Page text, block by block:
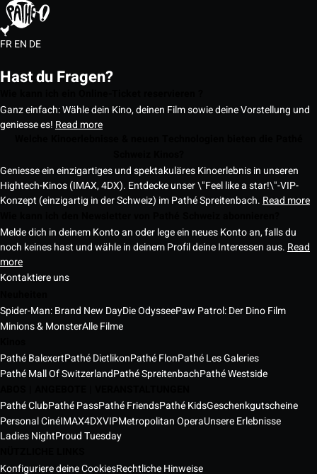
FREN DE
Hast du Fragen?
Ganz einfach: Wähle dein Kino, deinen Film sowie deine Vorstellung und
geniesse es! Read more
Geniesse ein einzigartiges und spektakuläres Kinoerlebnis in unseren
Hightech-Kinos (IMAX, 4DX). Entdecke unser \"Feel like a star!\"-VIP-
Konzept (einzigartig in der Schweiz) im Pathé Spreitenbach. Read more
Melde dich in deinem Konto an oder lege ein neues Konto an, falls du
noch keines hast und wähle in deinem Profil deine Interessen aus. Read
more
Kontaktiere uns
Spider-Man: Brand New DayDie OdysseePaw Patrol: Der Dino Film
Minions & MonsterAlle Filme
Pathé BalexertPathé DietlikonPathé FlonPathé Les Galeries
Pathé Mall Of SwitzerlandPathé SpreitenbachPathé Westside
Pathé ClubPathé PassPathé FriendsPathé KidsGeschenkgutscheine
Personal CinéIMAX4DXVIPMetropolitan OperaUnsere Erlebnisse
Ladies NightProud Tuesday
Konfiguriere deine CookiesRechtliche Hinweise